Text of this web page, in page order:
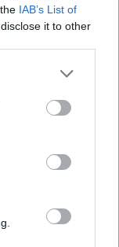
IAB’s List of
it to other
Balaton utca 8.
6000 +361
és műtárgyak,
tárgyak, ékszerek,
Árveréseinkre